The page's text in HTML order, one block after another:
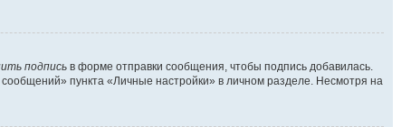
подпись в форме отправки сообщения, чтобы подпись добавилась.
пункта «Личные настройки» в личном разделе. Несмотря на